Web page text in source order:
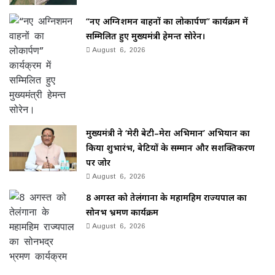
“नए अग्निशमन वाहनों का लोकार्पण” कार्यक्रम में
सम्मिलित हुए मुख्यमंत्री हेमन्त सोरेन।
August 6, 2026
मुख्यमंत्री ने ‘मेरी बेटी–मेरा अभिमान’ अभियान का
किया शुभारंभ, बेटियों के सम्मान और सशक्तिकरण
पर जोर
August 6, 2026
8 अगस्त को तेलंगाना के महामहिम राज्यपाल का
सोनभद्र भ्रमण कार्यक्रम
August 6, 2026